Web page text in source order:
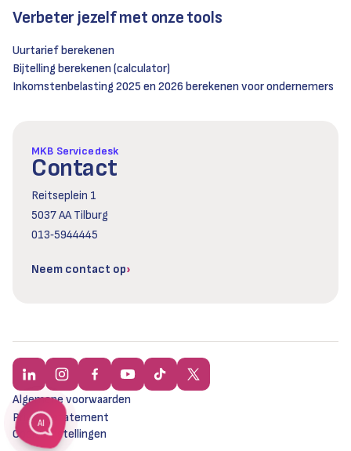
AI
Verbeter jezelf met onze tools
Uurtarief berekenen
Bijtelling berekenen (calculator)
Inkomstenbelasting 2025 en 2026 berekenen voor ondernemers
MKB Servicedesk
Contact
Reitseplein 1
5037 AA Tilburg
013‑5944445
Neem contact op
Algemene voorwaarden
Privacy statement
Cookie instellingen